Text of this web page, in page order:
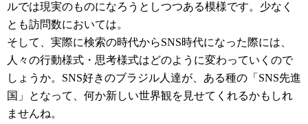
ルでは現実のものになろうとしつつある模様です。少なく
とも訪問数においては。
そして、実際に検索の時代からSNS時代になった際には、
人々の行動様式・思考様式はどのように変わっていくので
しょうか。SNS好きのブラジル人達が、ある種の「SNS先進
国」となって、何か新しい世界観を見せてくれるかもしれ
ませんね。